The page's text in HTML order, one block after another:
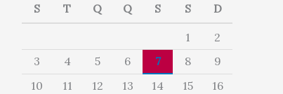
S T Q Q S S D
1
2
3
4 5 6 7 8
9
10
11 12 13 14 15
16